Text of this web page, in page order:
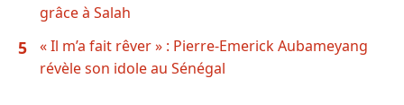
grâce à Salah
5
« Il m’a fait rêver » : Pierre-Emerick Aubameyang
révèle son idole au Sénégal